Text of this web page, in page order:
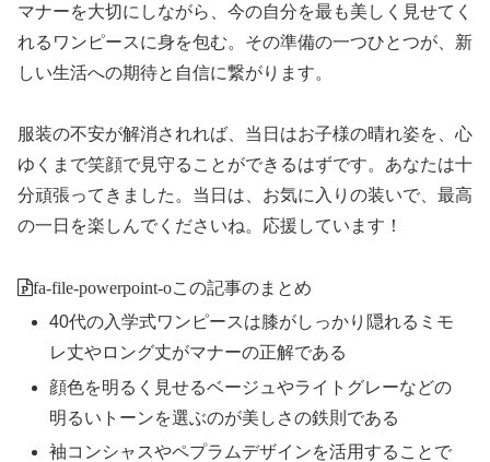
マナーを大切にしながら、今の自分を最も美しく見せてく
れるワンピースに身を包む。その準備の一つひとつが、新
しい生活への期待と自信に繋がります。
服装の不安が解消されれば、当日はお子様の晴れ姿を、心
ゆくまで笑顔で見守ることができるはずです。あなたは十
分頑張ってきました。当日は、お気に入りの装いで、最高
の一日を楽しんでくださいね。応援しています！
fa-file-powerpoint-oこの記事のまとめ
40代の入学式ワンピースは膝がしっかり隠れるミモ
レ丈やロング丈がマナーの正解である
顔色を明るく見せるベージュやライトグレーなどの
明るいトーンを選ぶのが美しさの鉄則である
袖コンシャスやペプラムデザインを活用することで